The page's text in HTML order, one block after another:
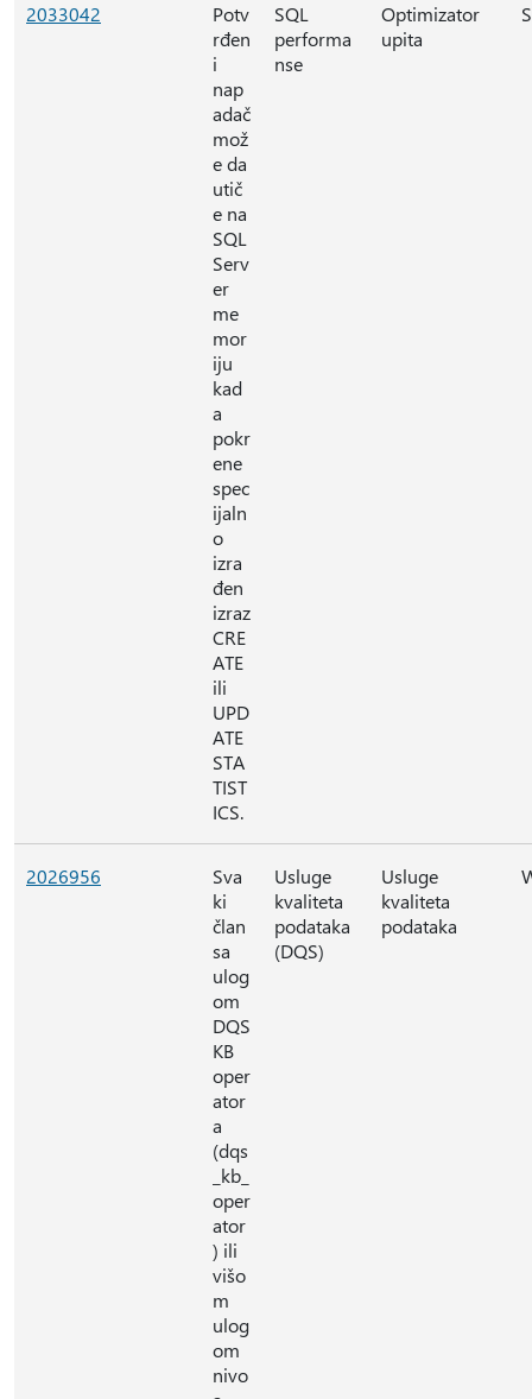
2033042
Potv
rđen
i
nap
adač
mož
e da
utič
e na
SQL
Serv
er
me
mor
iju
kad
a
pokr
ene
spec
ijaln
o
izra
đen
izraz
CRE
ATE
ili
UPD
ATE
STA
TIST
ICS.
SQL
performa
nse
Optimizator
upita
2026956
Sva
ki
član
sa
ulog
om
DQS
KB
oper
ator
a
(dqs
_kb_
oper
ator
) ili
višo
m
ulog
om
nivo
Usluge
kvaliteta
podataka
(DQS)
Usluge
kvaliteta
podataka